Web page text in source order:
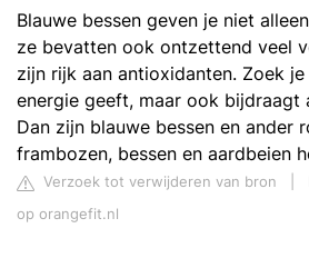
Blauwe bessen geven je niet
ze bevatten ook ontzettend veel
zijn rijk aan antioxidanten. Zoek
energie geeft, maar ook bijdraagt
Dan zijn blauwe bessen en ander
frambozen, bessen en aardbeien
Verzoek tot verwijderen van bron
op orangefit.nl